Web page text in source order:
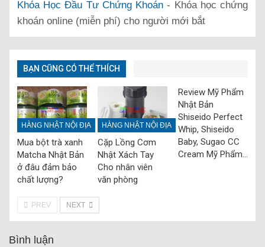
Khóa Học Đầu Tư Chứng Khoán - Khóa học chứng
khoán online (miễn phí) cho người mới bắt
BẠN CŨNG CÓ THỂ THÍCH
HÀNG NHẬT NỘI ĐỊA
Mua bột trà xanh
Matcha Nhật Bản
ở đâu đảm bảo
chất lượng?
HÀNG NHẬT NỘI ĐỊA
Cặp Lồng Cơm
Nhật Xách Tay
Cho nhân viên
văn phòng
Review Mỹ Phẩm
Nhật Bản
Shiseido Perfect
Whip, Shiseido
Baby, Sugao CC
Cream Mỹ Phẩm…
PREV NEXT
Bình luận